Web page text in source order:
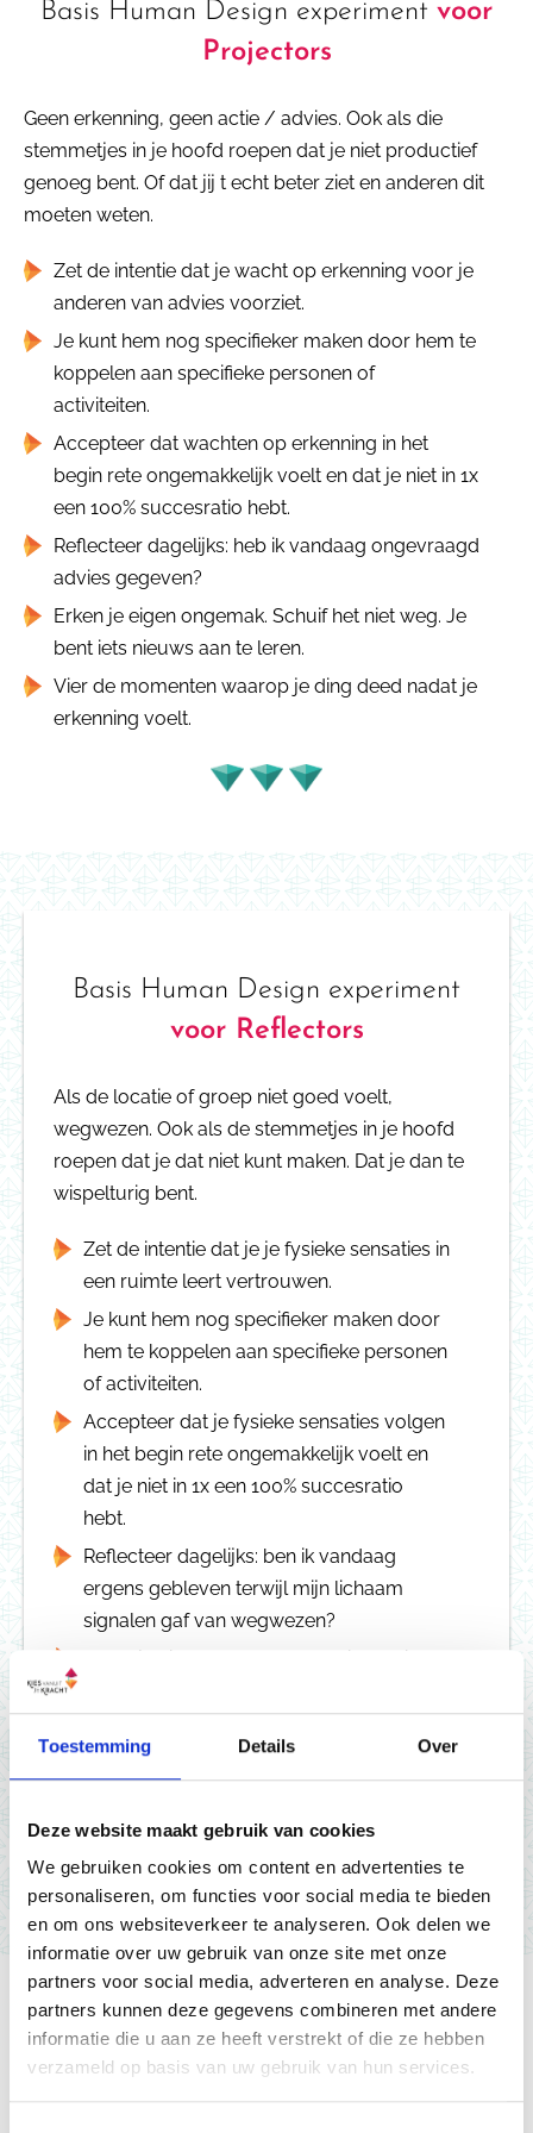
Toestemming Details Over
Deze website maakt gebruik van cookies
We gebruiken cookies om content en advertenties te
personaliseren, om functies voor social media te bieden
en om ons websiteverkeer te analyseren. Ook delen we
informatie over uw gebruik van onze site met onze
partners voor social media, adverteren en analyse. Deze
partners kunnen deze gegevens combineren met andere
informatie die u aan ze heeft verstrekt of die ze hebben
verzameld op basis van uw gebruik van hun services.
Basis Human Design experiment voor
Projectors
Geen erkenning, geen actie / advies. Ook als die
stemmetjes in je hoofd roepen dat je niet productief
genoeg bent. Of dat jij t echt beter ziet en anderen dit
moeten weten.
Zet de intentie dat je wacht op erkenning voor je
anderen van advies voorziet.
Je kunt hem nog specifieker maken door hem te
koppelen aan specifieke personen of
activiteiten.
Accepteer dat wachten op erkenning in het
begin rete ongemakkelijk voelt en dat je niet in 1x
een 100% succesratio hebt.
Reflecteer dagelijks: heb ik vandaag ongevraagd
advies gegeven?
Erken je eigen ongemak. Schuif het niet weg. Je
bent iets nieuws aan te leren.
Vier de momenten waarop je ding deed nadat je
erkenning voelt.
Basis Human Design experiment
voor Reflectors
Als de locatie of groep niet goed voelt,
wegwezen. Ook als de stemmetjes in je hoofd
roepen dat je dat niet kunt maken. Dat je dan te
wispelturig bent.
Zet de intentie dat je je fysieke sensaties in
een ruimte leert vertrouwen.
Je kunt hem nog specifieker maken door
hem te koppelen aan specifieke personen
of activiteiten.
Accepteer dat je fysieke sensaties volgen
in het begin rete ongemakkelijk voelt en
dat je niet in 1x een 100% succesratio
hebt.
Reflecteer dagelijks: ben ik vandaag
ergens gebleven terwijl mijn lichaam
signalen gaf van wegwezen?
Erken je eigen ongemak. Schuif het niet
in je sas voelt in een ruimte / bij een
Ga jehet experiment aan?